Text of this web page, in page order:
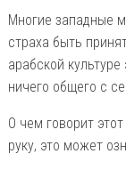
Многие западные
страха быть
арабской
ничего общего с
О чем говорит
руку, это может